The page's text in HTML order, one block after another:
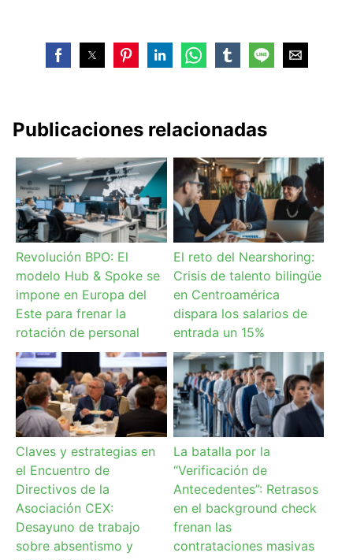
Publicaciones relacionadas
Revolución BPO: El
modelo Hub & Spoke se
impone en Europa del
Este para frenar la
rotación de personal
El reto del Nearshoring:
Crisis de talento bilingüe
en Centroamérica
dispara los salarios de
entrada un 15%
Claves y estrategias en
el Encuentro de
Directivos de la
Asociación CEX:
Desayuno de trabajo
sobre absentismo y
La batalla por la
“Verificación de
Antecedentes”: Retrasos
en el background check
frenan las
contrataciones masivas